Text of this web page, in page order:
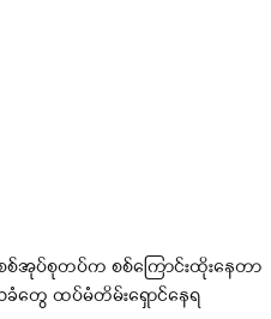
စစ်အုပ်စုတပ်က စစ်ကြောင်းထိုးနေတာ
ခံတွေ ထပ်မံတိမ်းရှောင်နေရ